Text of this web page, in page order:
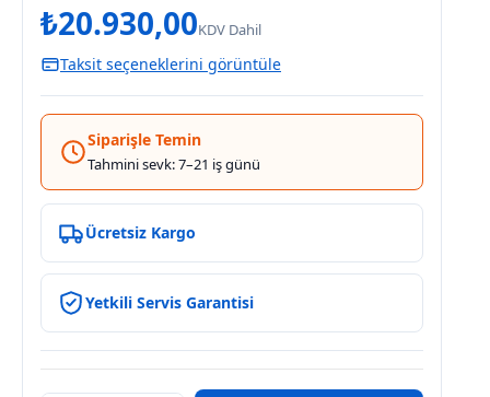
₺20.930,00KDV Dahil
Taksit seçeneklerini görüntüle
Siparişle Temin
Tahmini sevk: 7–21 iş günü
Ücretsiz Kargo
Yetkili Servis Garantisi